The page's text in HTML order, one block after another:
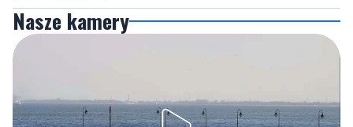
Nasze kamery